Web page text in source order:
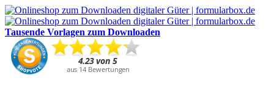
Tausende Vorlagen zum Downloaden